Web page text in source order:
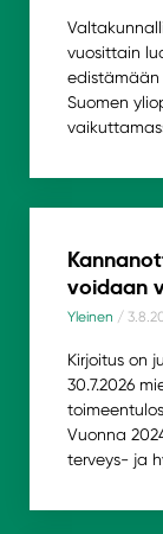
vuosittain
edistämään
Suomen
voidaan
Yleinen /
Kirjoitus on
30.7.2026
Vuonna
terveys- ja